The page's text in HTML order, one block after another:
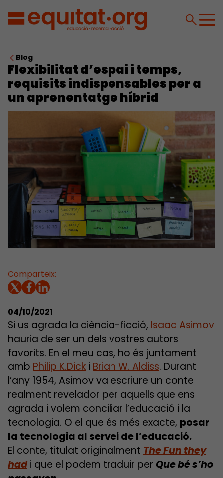
Blog
Flexibilitat d’espai i temps,
requisits indispensables per a
un aprenentatge híbrid
Comparteix:
04/10/2021
Si us agrada la ciència-ficció, Isaac Asimov
hauria de ser un dels vostres autors
favorits. En el meu cas, ho és juntament
amb Philip K.Dick i Brian W. Aldiss. Durant
l’any 1954, Asimov va escriure un conte
realment revelador per aquells que ens
agrada i volem conciliar l’educació i la
tecnologia. O el que és més exacte, posar
la tecnologia al servei de l’educació.
El conte, titulat originalment The Fun they
hadi que el podem traduir per Que bé s’ho